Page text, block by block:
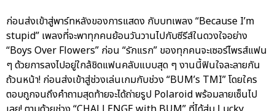
ก่อนส่งเข้าสู่พาร์ทหลังของการแสดง กับบทเพลง “Because I’m
stupid” เพลงที่จะพาทุกคนย้อนวันวานไปกับซีรีส์ในดวงใจอย่าง
“Boys Over Flowers” ก่อน “รักแรก” ของทุกคนจะเซอร์ไพรส์แฟน
ๆ ด้วยการลงไปอยู่ใกล้ชิดแฟนคลับแบบสุด ๆ งานนี้ฟินใจละลายกัน
ถ้วนหน้า! ก่อนส่งเข้าสู่ช่วงเล่นเกมกับช่วง “BUM’s TMI” โดยใคร
ตอบถูกจนถึงคำถามสุดท้ายจะได้ถ่ายรูป Polaroid พร้อมลายเซ็นไป